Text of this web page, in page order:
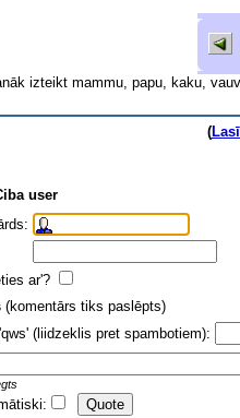
izteikt mammu, papu, kaku,
(
user
ar'?
(komentārs tiks paslēpts)
(liidzeklis pret spambotiem):